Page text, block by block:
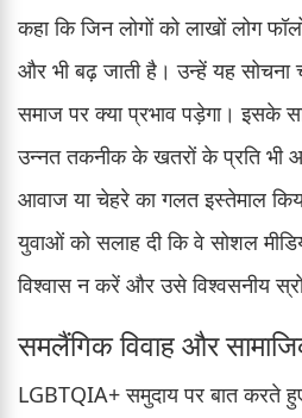
कहा कि जिन लोगों को लाखों लोग
और भी बढ़ जाती है। उन्हें यह
समाज पर क्या प्रभाव पड़ेगा। इसके
उन्नत तकनीक के खतरों के प्रति भी
आवाज या चेहरे का गलत इस्तेमाल
युवाओं को सलाह दी कि वे सोशल
विश्वास न करें और उसे विश्वसनीय
समलैंगिक विवाह और
LGBTQIA+ समुदाय पर बात करते